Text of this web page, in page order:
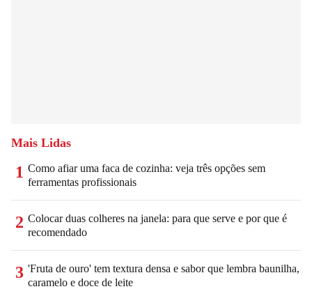
Mais Lidas
1 Como afiar uma faca de cozinha: veja três opções sem
ferramentas profissionais
2 Colocar duas colheres na janela: para que serve e por que é
recomendado
3 'Fruta de ouro' tem textura densa e sabor que lembra baunilha,
caramelo e doce de leite